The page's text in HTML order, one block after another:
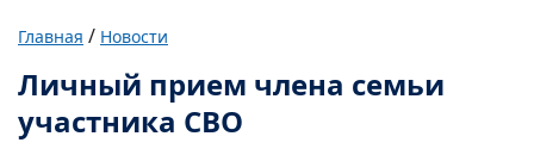
Главная / Новости
Личный прием члена семьи
участника СВО